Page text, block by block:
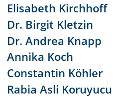
Elisabeth Kirchhoff
Dr. Birgit Kletzin
Dr. Andrea Knapp
Annika Koch
Constantin Köhler
Rabia Asli Koruyucu